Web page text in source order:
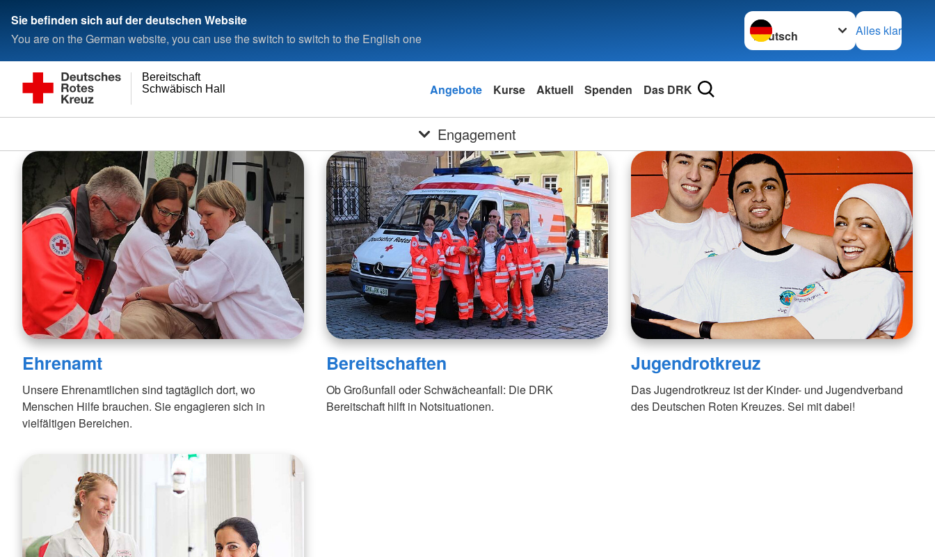
Sie befinden sich auf der deutschen Website
You are on the German website, you can use the switch to switch to the English one
Sprache wechseln zu
Alles klar
Schwäbisch Hall
Bereitschaft
Angebote Kurse Aktuell Spenden Das DRK
Engagement
Ehrenamt
Unsere Ehrenamtlichen sind tagtäglich dort, wo
Menschen Hilfe brauchen. Sie engagieren sich in
vielfältigen Bereichen.
Bereitschaften
Ob Großunfall oder Schwächeanfall: Die DRK
Bereitschaft hilft in Notsituationen.
Jugendrotkreuz
Das Jugendrotkreuz ist der Kinder- und Jugendverband
des Deutschen Roten Kreuzes. Sei mit dabei!